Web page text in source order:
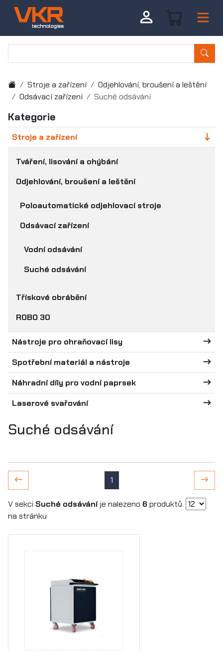
Stroje a zařízení
Odjehlování, broušení a leštění
Odsávací zařízení
Suché odsávání
Kategorie
Stroje a zařízení
Tváření, lisování a ohýbání
Odjehlování, broušení a leštění
Poloautomatické odjehlovací stroje
Odsávací zařízení
Vodní odsávání
Suché odsávání
Třískové obrábění
ROBO 30
Nástroje pro ohraňovací lisy
Spotřební materiál a nástroje
Náhradní díly pro vodní paprsek
Laserové svařování
Suché odsávání
1
V sekci Suché odsáváníje nalezeno 6produktů.
na stránku